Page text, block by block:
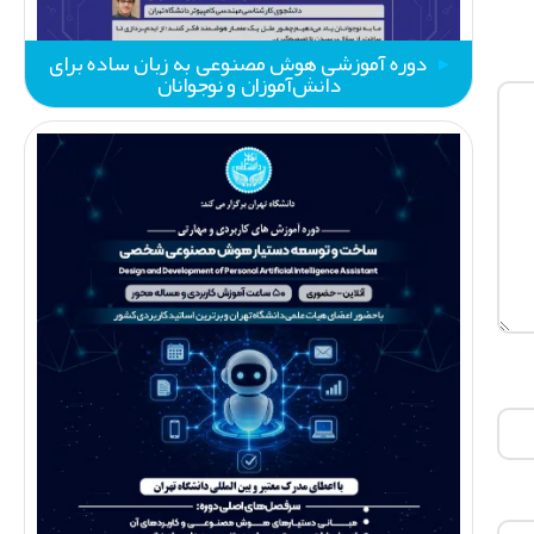
دوره آموزشی هوش مصنوعی به زبان ساده برای
دانش‌آموزان و نوجوانان